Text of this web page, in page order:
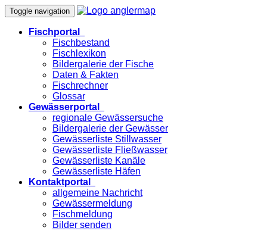
Toggle navigation
Fischportal
Fischbestand
Fischlexikon
Bildergalerie der Fische
Daten & Fakten
Fischrechner
Glossar
Gewässerportal
regionale Gewässersuche
Bildergalerie der Gewässer
Gewässerliste Stillwasser
Gewässerliste Fließwasser
Gewässerliste Kanäle
Gewässerliste Häfen
Kontaktportal
allgemeine Nachricht
Gewässermeldung
Fischmeldung
Bilder senden